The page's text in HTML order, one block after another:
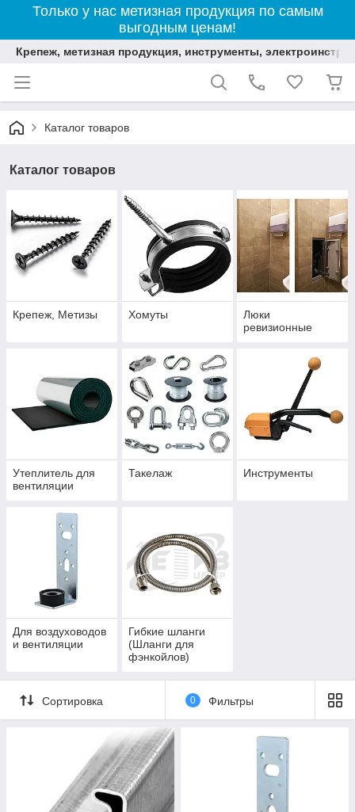
Только у нас метизная продукция по самым
выгодным ценам!
Крепеж, метизная продукция, инструменты,
Каталог товаров
Каталог товаров
Крепеж, Метизы Хомуты
Люки
ревизионные
Утеплитель для
вентиляции
Такелаж Инструменты
Для воздуховодов
и вентиляции
Гибкие шланги
(Шланги для
фэнкойлов)
Сортировка 0 Фильтры